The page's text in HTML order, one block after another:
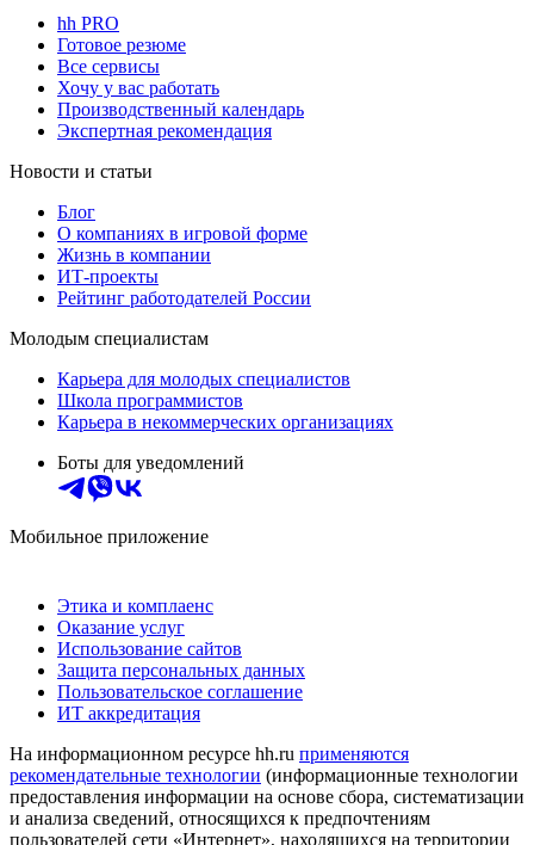
hh PRO
Готовое резюме
Все сервисы
Хочу у вас работать
Производственный календарь
Экспертная рекомендация
Новости и статьи
Блог
О компаниях в игровой форме
Жизнь в компании
ИТ-проекты
Рейтинг работодателей России
Молодым специалистам
Карьера для молодых специалистов
Школа программистов
Карьера в некоммерческих организациях
Боты для уведомлений
Мобильное приложение
Этика и комплаенс
Оказание услуг
Использование сайтов
Защита персональных данных
Пользовательское соглашение
ИТ аккредитация
На информационном ресурсе hh.ru применяются
рекомендательные технологии (информационные технологии
предоставления информации на основе сбора, систематизации
и анализа сведений, относящихся к предпочтениям
пользователей сети «Интернет», находящихся на территории